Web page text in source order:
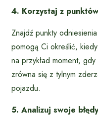
4. Korzystaj z
Znajdź punkty
pomogą Ci określić,
na przykład moment,
zrówna się z tylnym
pojazdu.
5. Analizuj swoje błędy